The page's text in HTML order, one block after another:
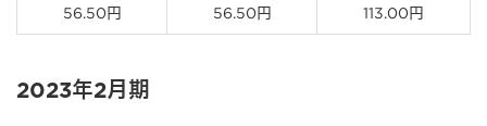
56.50円 56.50円 113.00円
2023年2月期